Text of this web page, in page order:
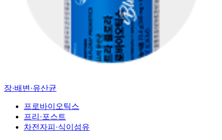
장·배변·유산균
프로바이오틱스
프리·포스트
차전자피·식이섬유